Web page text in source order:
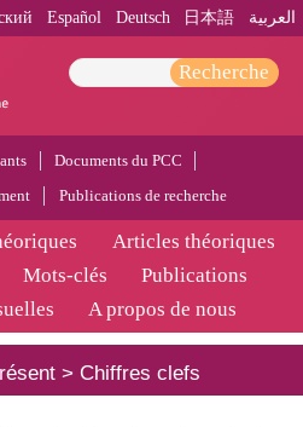
Español Deutsch 日本語 العربية
Recherche
Documents du PCC
Publications de recherche
Articles théoriques
Mots-clés
Publications
A propos de nous
> Chiffres clefs